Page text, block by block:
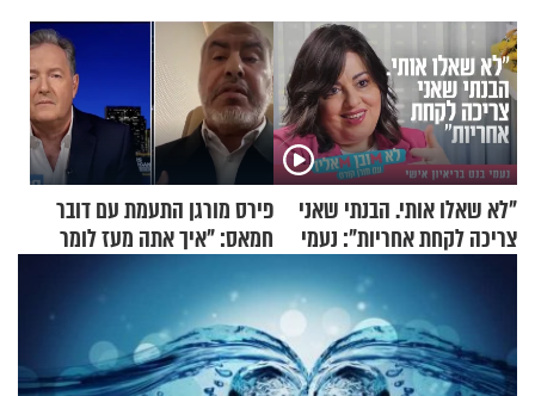
"לא שאלו אותי. הבנתי שאני
צריכה לקחת אחריות": נעמי
בנט בריאיון אישי
פירס מורגן התעמת עם דובר
חמאס: "איך אתה מעז לומר
שלא ביצעתם פשעי מלחמה?!"